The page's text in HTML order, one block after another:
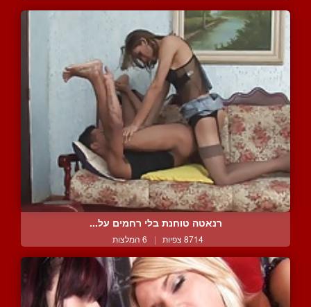
רנאטה טוחנת בלי רחמים על...
8714 צפיות | 6 המלצות